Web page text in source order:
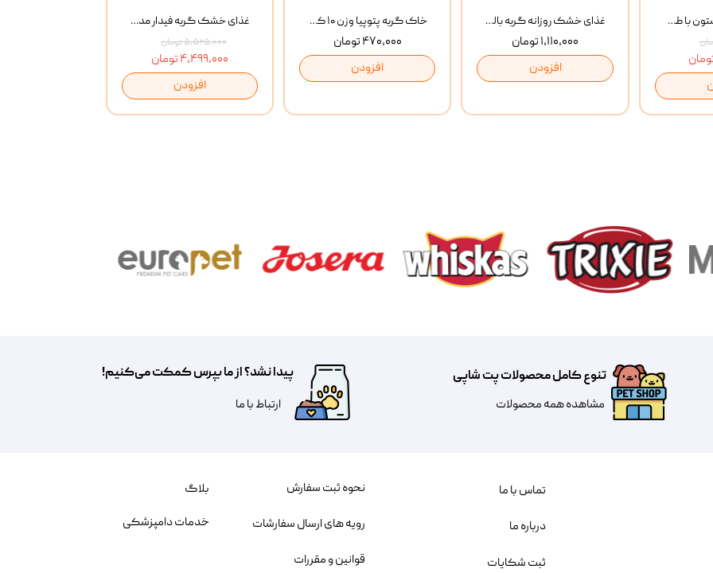
غذای خشک گربه فیدار مدل Adult وزن 10 کیلوگرم
۵,۵۲۵,۰۰۰ تومان
۴,۴۹۹,۰۰۰ تومان
افزودن
خاک گربه پتوپیا وزن ۱۰ کیلوگرم
۴۷۰,۰۰۰ تومان
افزودن
غذای خشک روزانه گربه بالغ مفید MoFeed Adult Daily Cat Food وزن 2 کیلوگرم
۱,۱۱۰,۰۰۰ تومان
افزودن
بستنی گربه وینستون با طعم مرغ و ماهی Winstone Chicken & Fish بسته 8 عددی
تنوع کامل محصولات پت شاپی
مشاهده همه محصولات
پیدا نشد؟ از ما بپرس کمکت می‌کنیم!
​​​ارتباط با ما
نحوه ثبت سفارش
رویه های ارسال سفارشات
قوانین و مقررات
تماس با ما
درباره ما
ثبت شکایات
بلاگ
خدمات دامپزشکی